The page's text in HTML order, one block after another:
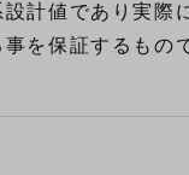
計値であり実際
を保証するもの